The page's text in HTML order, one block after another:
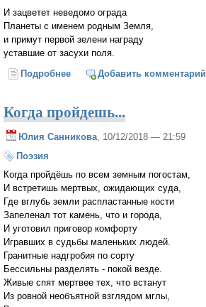
И зацветет неведомо ограда
Планеты с именем родным Земля,
и примут первой зелени награду
уставшие от засухи поля.
Подробнее о От наших слов...
Добавить комментарий
Когда пройдешь...
Юлия Санникова , 10/12/2018 — 21:59
Поэзия
Когда пройдёшь по всем земным погостам,
И встретишь мертвых, ожидающих суда,
Где вглубь земли распластанные кости
Запеленал тот камень, что и города,
И уготовил приговор комфорту
Игравших в судьбы маленьких людей.
Гранитные надгробия по сорту
Бессильны разделять - покой везде.
Живые спят мертвее тех, что встанут
Из ровной необъятной взглядом мглы,